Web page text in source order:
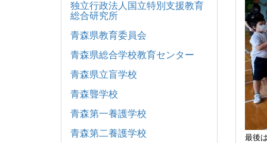
最後
独立行政法人国立特別支援教育
総合研究所
青森県教育委員会
青森県総合学校教育センター
青森県立盲学校
青森聾学校
青森第一養護学校
青森第二養護学校